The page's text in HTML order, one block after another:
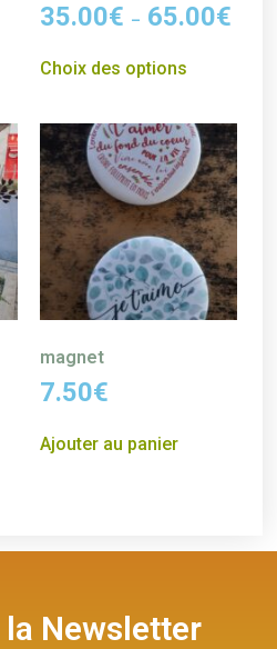
35.00€ – 65.00€
Choix des options
magnet
7.50€
Ajouter au panier
Newsletter